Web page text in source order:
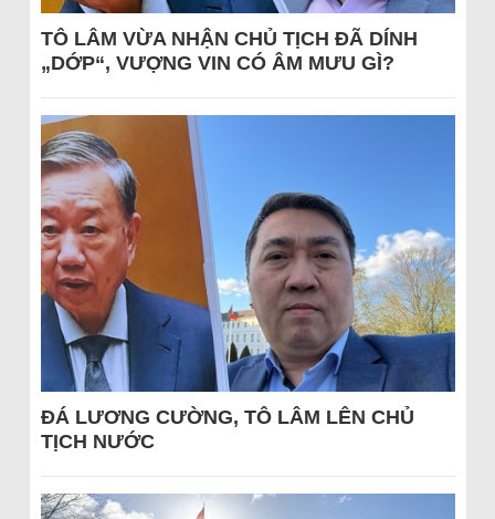
TÔ LÂM VỪA NHẬN CHỦ TỊCH ĐÃ DÍNH
„DỚP“, VƯỢNG VIN CÓ ÂM MƯU GÌ?
ĐÁ LƯƠNG CƯỜNG, TÔ LÂM LÊN CHỦ
TỊCH NƯỚC